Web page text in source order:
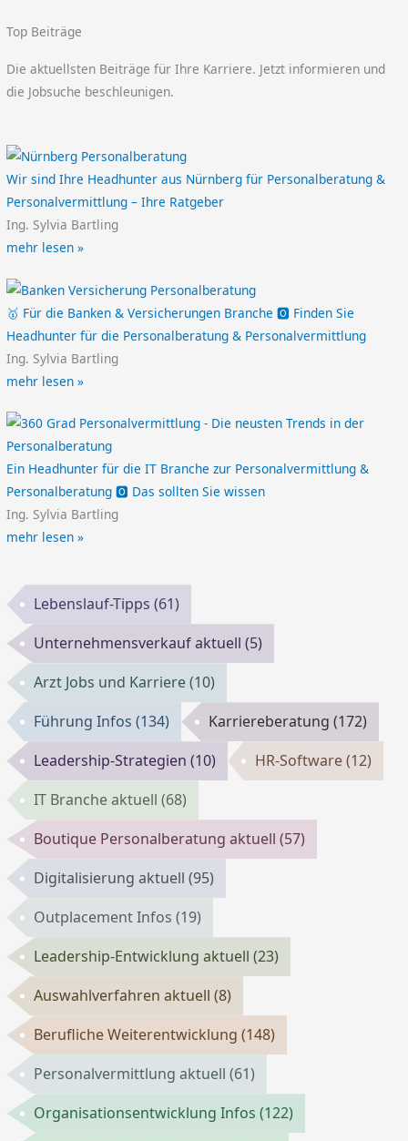
Top Beiträge
Die aktuellsten Beiträge für Ihre Karriere. Jetzt informieren und
die Jobsuche beschleunigen.
Wir sind Ihre Headhunter aus Nürnberg für Personalberatung &
Personalvermittlung – Ihre Ratgeber
Ing. Sylvia Bartling
mehr lesen »
🥇 Für die Banken & Versicherungen Branche 🅾️ Finden Sie
Headhunter für die Personalberatung & Personalvermittlung
Ing. Sylvia Bartling
mehr lesen »
Ein Headhunter für die IT Branche zur Personalvermittlung &
Personalberatung 🅾️ Das sollten Sie wissen
Ing. Sylvia Bartling
mehr lesen »
Lebenslauf-Tipps(61)
Unternehmensverkauf aktuell(5)
Arzt Jobs und Karriere(10)
Führung Infos(134) Karriereberatung(172)
Leadership-Strategien(10) HR-Software(12)
IT Branche aktuell(68)
Boutique Personalberatung aktuell(57)
Digitalisierung aktuell(95)
Outplacement Infos(19)
Leadership-Entwicklung aktuell(23)
Auswahlverfahren aktuell(8)
Berufliche Weiterentwicklung(148)
Personalvermittlung aktuell(61)
Organisationsentwicklung Infos(122)